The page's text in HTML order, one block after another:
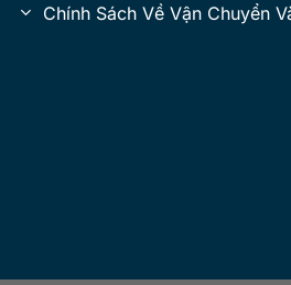
Chính Sách Về Vận Chuyển